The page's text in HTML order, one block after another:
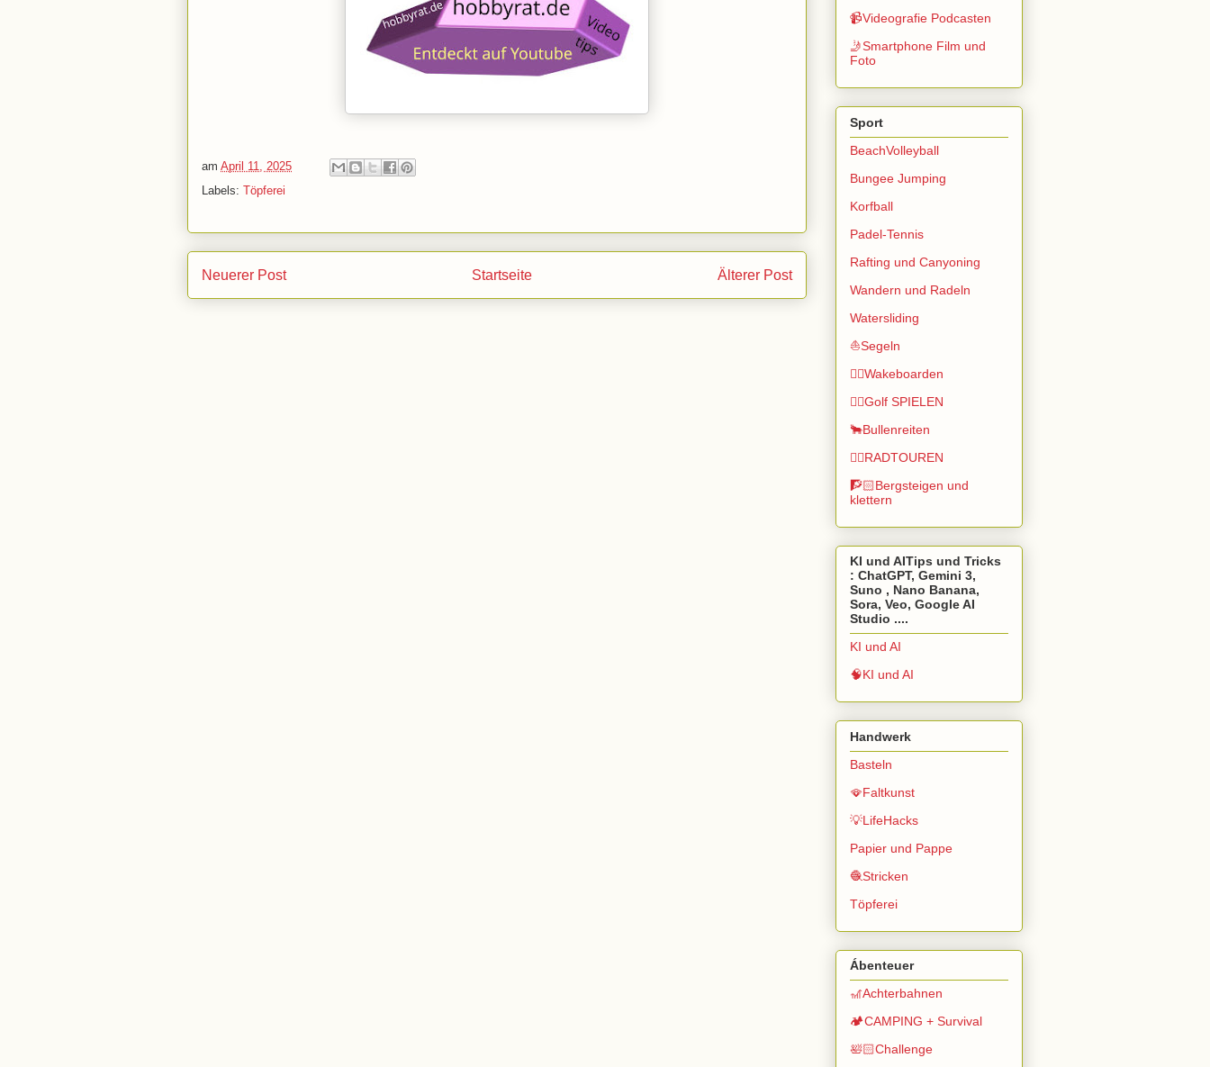
am April 11, 2025
Labels: Töpferei
Neuerer Post Älterer Post
Startseite
📹Videografie Podcasten
🤳Smartphone Film und
Foto
Sport
BeachVolleyball
Bungee Jumping
Korfball
Padel-Tennis
Rafting und Canyoning
Wandern und Radeln
Watersliding
⛵Segeln
🏄🏽Wakeboarden
🏌️‍♂️Golf SPIELEN
🐂Bullenreiten
🚴‍♂️RADTOUREN
🧗🏻Bergsteigen und
klettern
KI und AITips und Tricks
: ChatGPT, Gemini 3,
Suno , Nano Banana,
Sora, Veo, Google AI
Studio ....
KI und AI
🧠KI und AI
Handwerk
Basteln
🪭Faltkunst
💡LifeHacks
Papier und Pappe
🧶Stricken
Töpferei
Ábenteuer
🎢Achterbahnen
🏕️CAMPING + Survival
🛀🏻Challenge